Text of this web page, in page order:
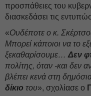
προσπάθειες του
διασκεδάσει τις
«Ουδέποτε ο κ.
Μπορεί κάποιοι να το
ξεκαθαρίσουμε… Δεν
πολίτης, όταν -και δεν
βλέπει κενά στη
δίκιο του», σχολίασε ο